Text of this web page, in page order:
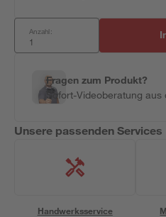
Anzahl:
Fragen zum Produkt?
Sofort-Videoberatung
Unsere passenden Services
Handwerksservice